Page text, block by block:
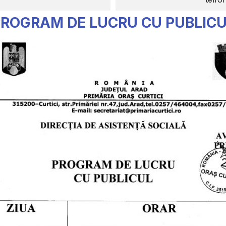
DE LUCRU CU